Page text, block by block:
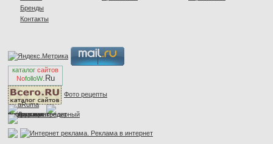
Бренды
Контакты
каталог сайтов
NofolloW.Ru
Фото рецепты